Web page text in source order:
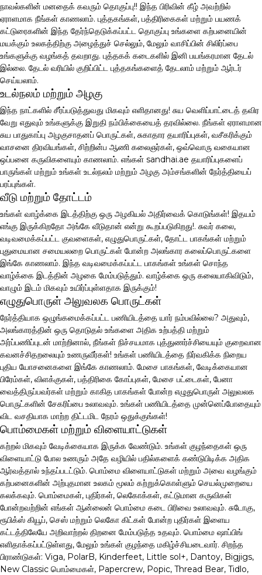
நாவல்களின் மனதைக் கவரும் தொகுப்பு!! இந்த பிரிவின் கீழ் அவற்றில்
ஏராளமாக நீங்கள் காணலாம். புத்தகங்கள், பத்திரிகைகள் மற்றும் பயணக்
கட்டுரைகளின் இந்த தேர்ந்தெடுக்கப்பட்ட தொகுப்பு உங்களை கற்பனையின்
மயக்கும் உலகத்திற்கு அழைத்துச் செல்லும், மேலும் வாசிப்பின் சிலிர்ப்பை
உங்களுக்கு வழங்கத் தவறாது. புத்தகக் கடைகளில் இனி பயங்கரமான தேடல்
இல்லை. தேடல் வரியில் குறிப்பிட்ட புத்தகங்களைத் தேடலாம் மற்றும் ஆர்டர்
செய்யலாம்.
உடல்நலம் மற்றும் அழகு
இந்த நாட்களில் சீர்ப்படுத்துவது மிகவும் எளிதானது! சுய வெளிப்பாட்டைத் தவிர
வேறு எதுவும் உங்களுக்கு இறுதி நம்பிக்கையைத் தரவில்லை. நீங்கள் ஏராளமான
சுய பாதுகாப்பு அழகுசாதனப் பொருட்கள், சுகாதார தயாரிப்புகள், வசீகரிக்கும்
வாசனை திரவியங்கள், சிற்றின்ப ஆணி கலைஞர்கள், ஒவ்வொரு வகையான
ஒப்பனை கருவிகளையும் காணலாம். எங்கள் sandhai.ae தயாரிப்புகளைப்
பாருங்கள் மற்றும் உங்கள் உடல்நலம் மற்றும் அழகு அம்சங்களின் நேர்த்தியைப்
பரப்புங்கள்.
வீடு மற்றும் தோட்டம்
உங்கள் வாழ்க்கை இடத்திற்கு ஒரு அழகியல் அதிர்வைக் கொடுங்கள்! இதயம்
எங்கு இருக்கிறதோ அங்கே வீடுதான் என்று கூறப்படுகிறது!. சுவர் கலை,
வடிவமைக்கப்பட்ட குவளைகள், எழுதுபொருட்கள், தோட்ட பாகங்கள் மற்றும்
புதுமையான சமையலறை பொருட்கள் போன்ற அலங்கார கலைப்பொருட்களை
இங்கே காணலாம். இந்த வடிவமைக்கப்பட்ட பாகங்கள் உங்கள் சொந்த
வாழ்க்கை இடத்தின் அழகை மேம்படுத்தும். வாழ்க்கை ஒரு கலையாகிவிடும்,
வாழும் இடம் மிகவும் உயிர்ப்புள்ளதாக இருக்கும்!
எழுதுபொருள் அலுவலக பொருட்கள்
நேர்த்தியாக ஒழுங்கமைக்கப்பட்ட பணியிடத்தை யார் நம்பவில்லை? அதுவும்,
அலங்காரத்தின் ஒரு தொடுதல் உங்களை அதிக உற்பத்தி மற்றும்
அர்ப்பணிப்புடன் மாற்றினால், நீங்கள் நிச்சயமாக புத்துணர்ச்சியையும் குறைவான
கவனச்சிதறலையும் உணருவீர்கள்! உங்கள் பணியிடத்தை நிர்வகிக்க நிறைய
புதிய யோசனைகளை இங்கே காணலாம். மேசை பாகங்கள், வேடிக்கையான
பிரேம்கள், விளக்குகள், பத்திரிகை கோப்புகள், மேசை பட்டைகள், பேனா
வைத்திருப்பவர்கள் மற்றும் காகித பாகங்கள் போன்ற எழுதுபொருள் அலுவலக
பொருட்களின் சேகரிப்பை உலாவவும். உங்கள் பணியிடத்தை முன்னெப்போதையும்
விட வசதியாக மாற்ற திட்டமிட நேரம் ஒதுக்குங்கள்!
பொம்மைகள் மற்றும் விளையாட்டுகள்
கற்றல் மிகவும் வேடிக்கையாக இருக்க வேண்டும். உங்கள் குழந்தைகள் ஒரு
விளையாட்டு போல உணரும் அதே வழியில் பதில்களைக் கண்டுபிடிக்க அதிக
ஆர்வத்தால் உந்தப்படட்டும். பொம்மை விளையாட்டுகள் மற்றும் அவை வழங்கும்
கற்பனைகளின் அற்புதமான உலகம் மூலம் கற்றுக்கொள்ளும் செயல்முறையை
கலக்கவும். பொம்மைகள், புதிர்கள், லெகோக்கள், கட்டுமான கருவிகள்
போன்றவற்றின் எங்கள் ஆன்லைன் பொம்மை கடை பிரிவை உலாவவும். சுடோகு,
ரூபிக்ஸ் கியூப், செஸ் மற்றும் லெகோ கிட்கள் போன்ற புதிர்கள் இளைய
கட்டத்திலேயே அறிவாற்றல் திறனை மேம்படுத்த உதவும். பொம்மை ஷாப்பிங்
எளிதாக்கப்பட்டுள்ளது, மேலும் உங்கள் குழந்தை மகிழ்ச்சியடைவார். சிறந்த
பிராண்டுகள்: Viga, PolarB, Kinderfeet, Little sol+, Dantoy, Bigjigs,
New Classic பொம்மைகள், Papercrew, Popic, Thread Bear, Tidlo,